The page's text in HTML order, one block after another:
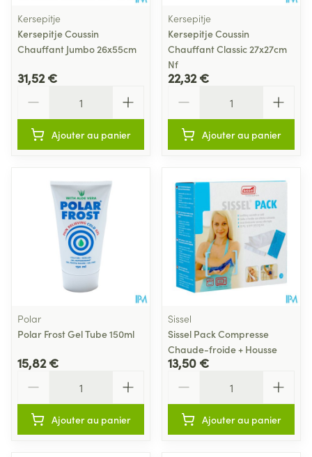
Kersepitje
Kersepitje Coussin
Chauffant Jumbo 26x55cm
31,52 €
Ajouter au panier
Kersepitje
Kersepitje Coussin
Chauffant Classic 27x27cm
Nf
22,32 €
Ajouter au panier
Polar
Polar Frost Gel Tube 150ml
15,82 €
Ajouter au panier
Sissel
Sissel Pack Compresse
Chaude-froide + Housse
13,50 €
Ajouter au panier